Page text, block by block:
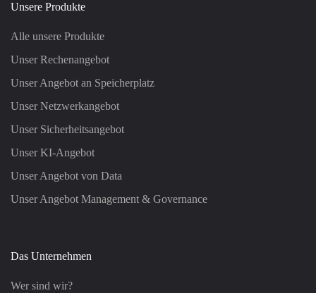
Unsere Produkte
Alle unsere Produkte
Unser Rechenangebot
Unser Angebot an Speicherplatz
Unser Netzwerkangebot
Unser Sicherheitsangebot
Unser KI-Angebot
Unser Angebot von Data
Unser Angebot Management & Governance
Das Unternehmen
Wer sind wir?